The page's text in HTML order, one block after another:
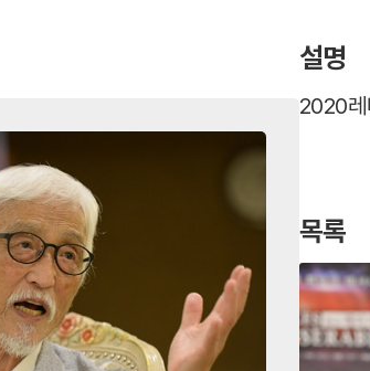
을 위하여(아서밀러 작, 나영세 연출), 무익
은 왕(김기덕 감독), 하숙생(정진우 감독)
(마르셀 빠뇰 작, 나영세 연출)
(이성구 감독)
도(안수길 작, 이해랑 연출)
드릴까요(유현목)
로의 결혼(마릇P 작, 허규 연출), 맹진사댁
설명
2020레
목록